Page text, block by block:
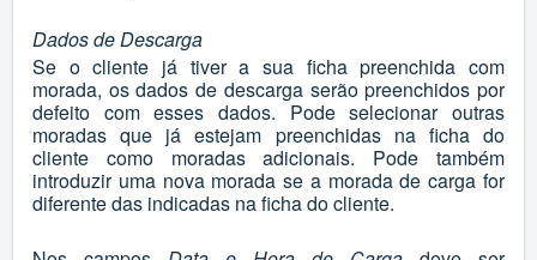
Dados de Descarga
Se o cliente já tiver a sua ficha preenchida com
morada, os dados de descarga serão preenchidos por
defeito com esses dados. Pode selecionar outras
moradas que já estejam preenchidas na ficha do
cliente como moradas adicionais. Pode também
introduzir uma nova morada se a morada de carga for
diferente das indicadas na ficha do cliente.